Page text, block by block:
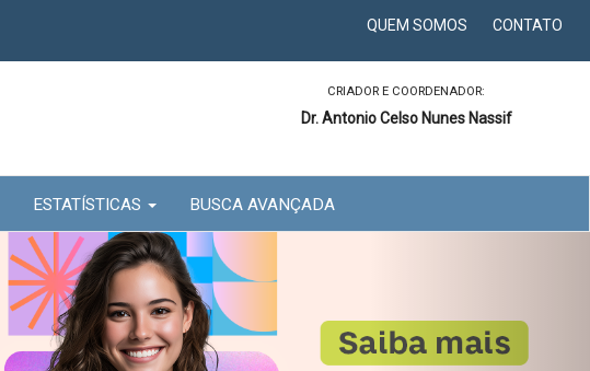
QUEM SOMOS CONTATO
CRIADOR E COORDENADOR:
Dr. Antonio Celso Nunes Nassif
ESTATÍSTICAS BUSCA AVANÇADA